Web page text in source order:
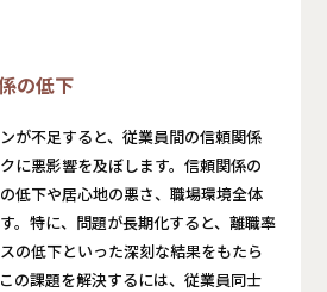
の低下
が不足すると、従業員間の信頼関係
に悪影響を及ぼします。信頼関係の
低下や居心地の悪さ、職場環境全体
。特に、問題が長期化すると、離職率
の低下といった深刻な結果をもたら
の課題を解決するには、従業員同士